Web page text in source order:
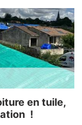
en tuile,
!